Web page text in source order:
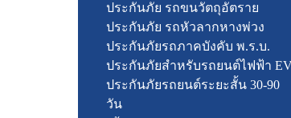
ประกันภัย รถขนวัตถุอัตราย
ประกันภัย รถหัวลากหางพ่วง
ประกันภัยรถภาคบังคับ พ.ร.บ.
ประกันภัยสำหรับรถยนต์ไฟฟ้า
ประกันภัยรถยนต์ระยะสั้น 30-90
วัน